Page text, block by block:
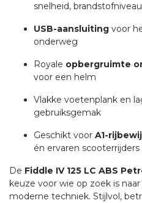
snelheid,
USB-aansluiting voor
onderweg
Royale opbergruimte
voor een helm
Vlakke voetenplank en
gebruiksgemak
Geschikt voor A1-
én ervaren scooterrijders
De Fiddle IV 125 LC ABS
keuze voor wie op zoek is
moderne techniek. Stijlvol,